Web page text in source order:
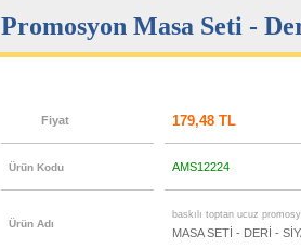
Promosyon Masa Seti -
Fiyat 179,48 TL
Ürün Kodu AMS12224
Ürün Adı
baskılı toptan ucuz
MASA SETİ - DERİ -